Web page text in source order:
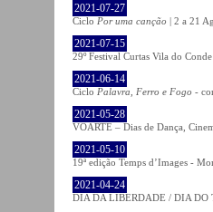
2021-07-27
Ciclo Por uma canção | 2 a 21
2021-07-15
29º Festival Curtas Vila do
2021-06-14
Ciclo Palavra, Ferro e Fogo -
2021-05-28
VOARTE – Dias de Dança,
2021-05-10
19ª edição Temps d’Images -
2021-04-24
DIA DA LIBERDADE / DIA DO